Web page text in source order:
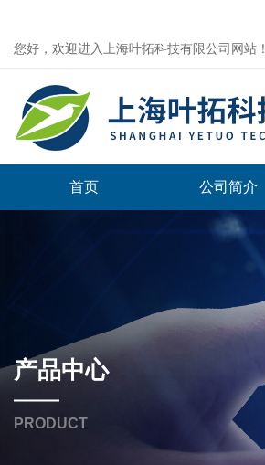
您好，欢迎进入上海叶拓科技有限公司网站！
首页 公司简介
产品中心
PRODUCT